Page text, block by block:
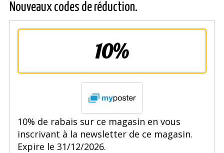
Nouveaux codes de réduction.
10%
10% de rabais sur ce magasin en vous
inscrivant à la newsletter de ce magasin.
Expire le 31/12/2026.